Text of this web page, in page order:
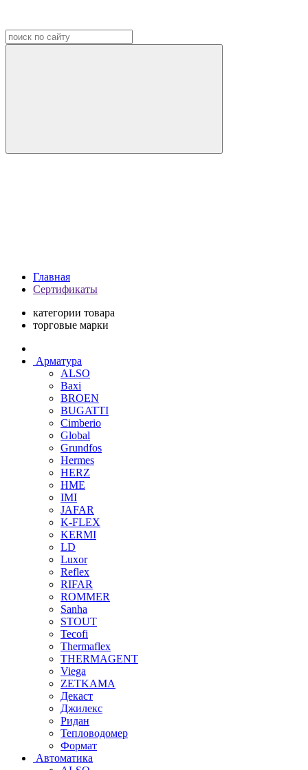
Главная
Сертификаты
категории товара
торговые марки
Арматура
ALSO
Baxi
BROEN
BUGATTI
Cimberio
Global
Grundfos
Hermes
HERZ
HME
IMI
JAFAR
K-FLEX
KERMI
LD
Luxor
Reflex
RIFAR
ROMMER
Sanha
STOUT
Tecofi
Thermaflex
THERMAGENT
Viega
ZETKAMA
Декаст
Джилекс
Ридан
Тепловодомер
Формат
Автоматика